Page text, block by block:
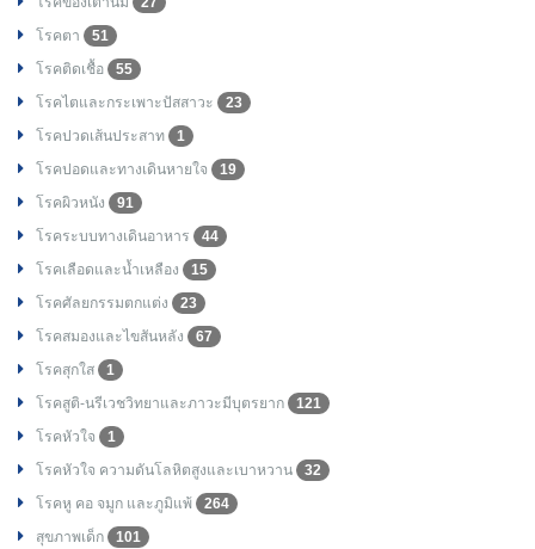
โรคตา
51
โรคติดเชื้อ
55
โรคไตและกระเพาะปัสสาวะ
23
โรคปวดเส้นประสาท
1
โรคปอดและทางเดินหายใจ
19
โรคผิวหนัง
91
โรคระบบทางเดินอาหาร
44
โรคเลือดและน้ำเหลือง
15
โรคศัลยกรรมตกแต่ง
23
โรคสมองและไขสันหลัง
67
โรคสุกใส
1
โรคสูติ-นรีเวชวิทยาและภาวะมีบุตรยาก
121
โรคหัวใจ
1
โรคหัวใจ ความดันโลหิตสูงและเบาหวาน
32
โรคหู คอ จมูก และภูมิแพ้
264
สุขภาพเด็ก
101